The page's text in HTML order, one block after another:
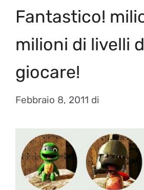
Fantastico!
milioni di livelli
giocare!
Febbraio 8, 2011 di